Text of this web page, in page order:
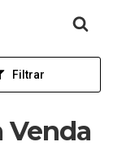
Filtrar
Venda